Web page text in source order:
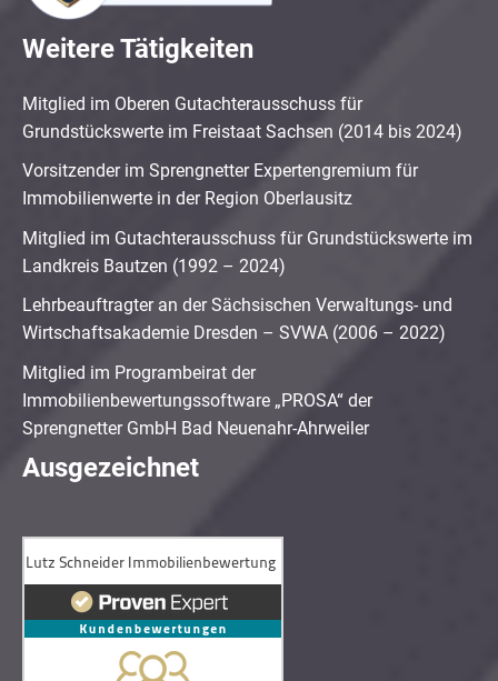
Weitere Tätigkeiten
Mitglied im Oberen Gutachterausschuss für
Grundstückswerte im Freistaat Sachsen (2014 bis 2024)
Vorsitzender im Sprengnetter Expertengremium für
Immobilienwerte in der Region Oberlausitz
Mitglied im Gutachterausschuss für Grundstückswerte im
Landkreis Bautzen (1992 – 2024)
Lehrbeauftragter an der Sächsischen Verwaltungs- und
Wirtschaftsakademie Dresden – SVWA (2006 – 2022)
Mitglied im Programbeirat der
Immobilienbewertungssoftware „PROSA“ der
Sprengnetter GmbH Bad Neuenahr-Ahrweiler
Ausgezeichnet